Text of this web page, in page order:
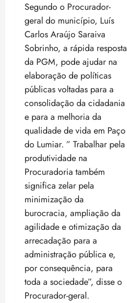
Segundo o Procurador-
geral do município, Luís
Carlos Araújo Saraiva
Sobrinho, a rápida resposta
da PGM, pode ajudar na
elaboração de políticas
públicas voltadas para a
consolidação da cidadania
e para a melhoria da
qualidade de vida em Paço
do Lumiar. ” Trabalhar pela
produtividade na
Procuradoria também
significa zelar pela
minimização da
burocracia, ampliação da
agilidade e otimização da
arrecadação para a
administração pública e,
por consequência, para
toda a sociedade”, disse o
Procurador-geral.